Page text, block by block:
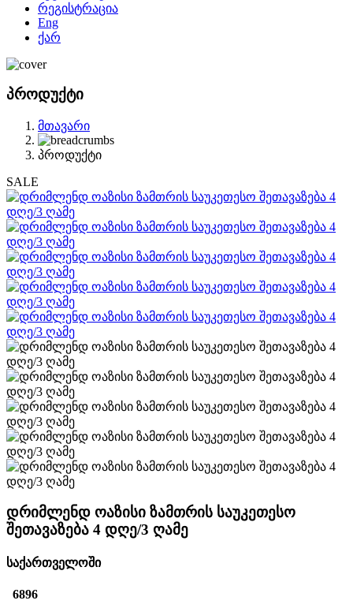
რეგისტრაცია
Eng
ქარ
პროდუქტი
მთავარი
პროდუქტი
SALE
დრიმლენდ ოაზისი ზამთრის საუკეთესო
შეთავაზება 4 დღე/3 ღამე
საქართველოში
6896